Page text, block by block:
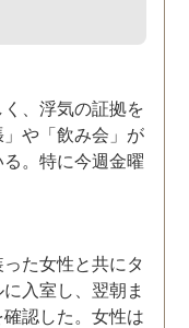
く、浮気の証拠を
や「飲み会」が
。特に今週金曜
た女性と共にタ
入室し、翌朝ま
認した。女性は